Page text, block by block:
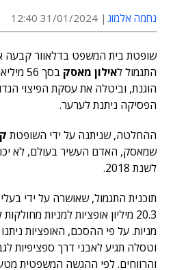
נחמה אלמוג 31/01/2024 12:40
שופטת בית המשפט בדלאוור קבעה
התגמול לאילון מאסק בסך 56 מיליארד דולר של
הוגנת, וביטלה את עסקת הפיצוי
הפסיקה ניתנת לערער.
ההחלטה, שניתנה על ידי השופטת
שמאסק, האדם העשיר בעולם, לא
לשנת 2018.
וטסלה תגיע לאבני דרך ספציפיות
והרווחים. לפי ההגשה המשפטית